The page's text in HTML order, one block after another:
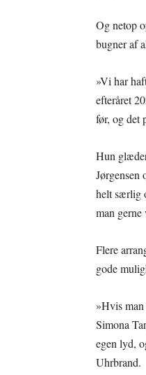
Og netop
bugner af
»Vi har
efteråret
før, og det
Hun
Jørgensen
helt særlig
man
Flere
gode
»Hvis man
Simona
egen lyd,
Uhrbrand.